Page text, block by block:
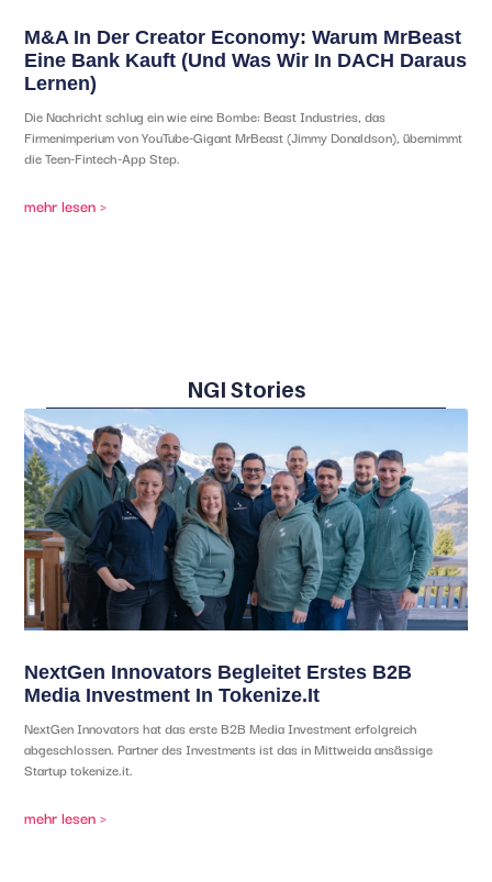
M&A In Der Creator Economy: Warum MrBeast
Eine Bank Kauft (und Was Wir In DACH Daraus
Lernen)
Die Nachricht schlug ein wie eine Bombe: Beast Industries, das
Firmenimperium von YouTube-Gigant MrBeast (Jimmy Donaldson), übernimmt
die Teen-Fintech-App Step.
mehr lesen >
NGI Stories
NextGen Innovators Begleitet Erstes B2B
Media Investment In Tokenize.it
NextGen Innovators hat das erste B2B Media Investment erfolgreich
abgeschlossen. Partner des Investments ist das in Mittweida ansässige
Startup tokenize.it.
mehr lesen >